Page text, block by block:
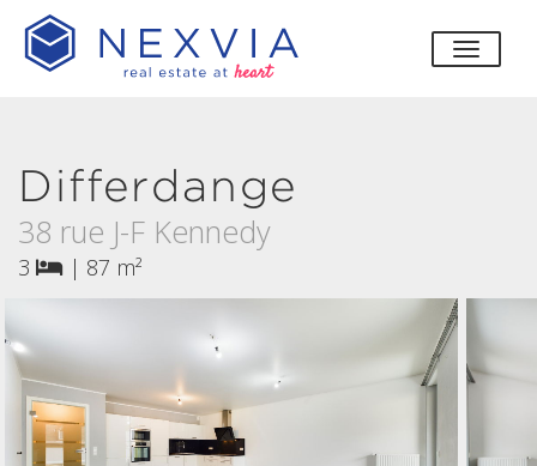
Differdange
38 rue J-F Kennedy
3 | 87 m²